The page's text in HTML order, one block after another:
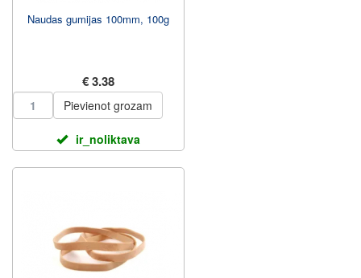
Naudas gumijas 100mm, 100g
€ 3.38
Pievienot grozam
ir_noliktava